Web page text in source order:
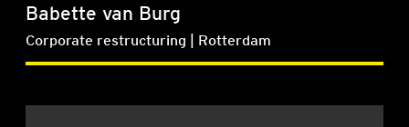
Babette van Burg
Corporate restructuring | Rotterdam